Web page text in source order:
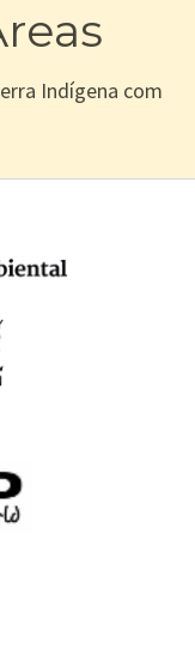
Indígena com